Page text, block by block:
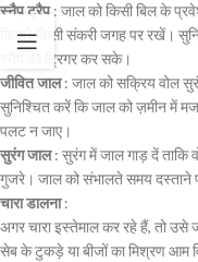
स्नैप ट्रैप: जाल को किसी बिल के
किनारे किसी संकरी जगह पर रखें।
स्नैप को ट्रिगर कर सके।
जीवित जाल: जाल को सक्रिय वोल
सुनिश्चित करें कि जाल को ज़मीन में
पलट न जाए।
सुरंग जाल: सुरंग में जाल गाड़ दें
गुजरे। जाल को संभालते समय दस्ताने
चारा डालना:
अगर चारा इस्तेमाल कर रहे हैं, तो
सेब के टुकड़े या बीजों का मिश्रण आम